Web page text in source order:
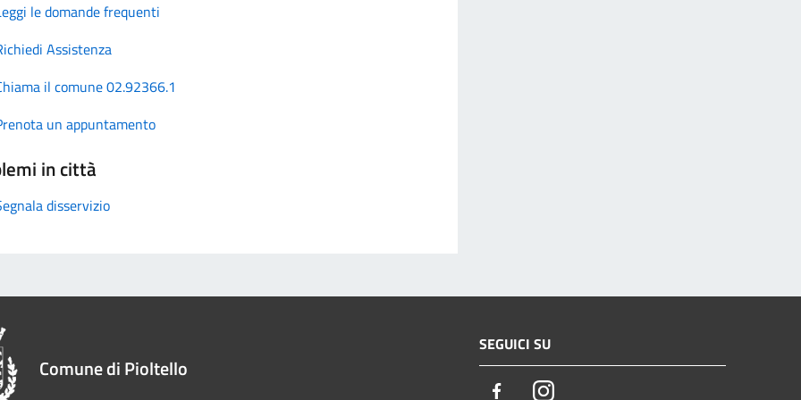
le domande frequenti
Assistenza
il comune 02.92366.1
un appuntamento
in città
disservizio
Comune di Pioltello
SEGUICI SU
FacebookInstagram